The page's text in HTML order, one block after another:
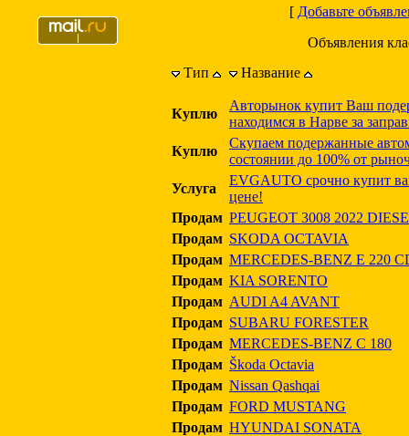
[ Добавьте
Объявления
Тип
Название
Куплю
Авторынок купит Ваш
находимся в Нарве за
Куплю
Скупаем подержанные
состоянии до 100% от
Услуга
EVGAUTO срочно купит
цене!
Продам PEUGEOT 3008 2022
Продам SKODA OCTAVIA
Продам MERCEDES-BENZ E 220
Продам KIA SORENTO
Продам AUDI A4 AVANT
Продам SUBARU FORESTER
Продам MERCEDES-BENZ C 180
Продам Škoda Octavia
Продам Nissan Qashqai
Продам FORD MUSTANG
Продам HYUNDAI SONATA